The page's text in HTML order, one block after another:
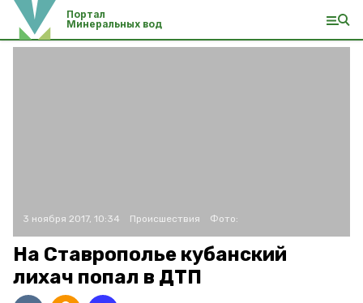
Портал
Минеральных вод
3 ноября 2017, 10:34 Происшествия Фото:
На Ставрополье кубанский
лихач попал в ДТП